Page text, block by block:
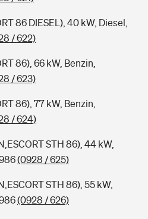
86 DIESEL), 40 kW, Diesel,
/ 622)
86), 66 kW, Benzin,
/ 623)
86), 77 kW, Benzin,
/ 624)
STH 86), 44 kW,
(0928 / 625)
STH 86), 55 kW,
(0928 / 626)